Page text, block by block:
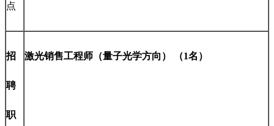
点
招
聘
职
激光销售工程师（量子光学方向） （1名）